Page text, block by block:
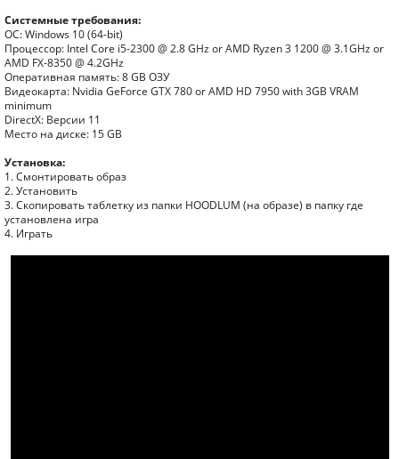
Системные требования:
ОС: Windows 10 (64-bit)
Процессор: Intel Core i5-2300 @ 2.8 GHz or AMD Ryzen 3 1200 @ 3.1GHz or
AMD FX-8350 @ 4.2GHz
Оперативная память: 8 GB ОЗУ
Видеокарта: Nvidia GeForce GTX 780 or AMD HD 7950 with 3GB VRAM
minimum
DirectX: Версии 11
Место на диске: 15 GB
Установка:
1. Смонтировать образ
2. Установить
3. Скопировать таблетку из папки HOODLUM (на образе) в папку где
установлена игра
4. Играть